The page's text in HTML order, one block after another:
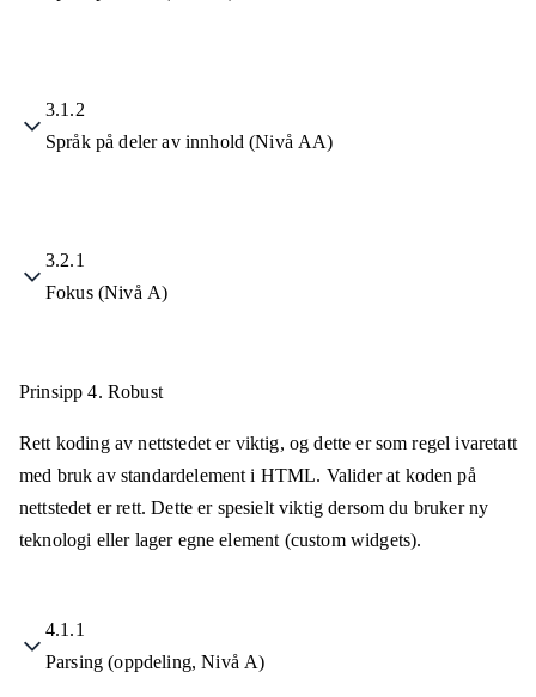
3.1.2
Språk på deler av innhold (Nivå AA)
3.2.1
Fokus (Nivå A)
Prinsipp 4. Robust
Rett koding av nettstedet er viktig, og dette er som regel ivaretatt
med bruk av standardelement i HTML. Valider at koden på
nettstedet er rett. Dette er spesielt viktig dersom du bruker ny
teknologi eller lager egne element (custom widgets).
4.1.1
Parsing (oppdeling, Nivå A)